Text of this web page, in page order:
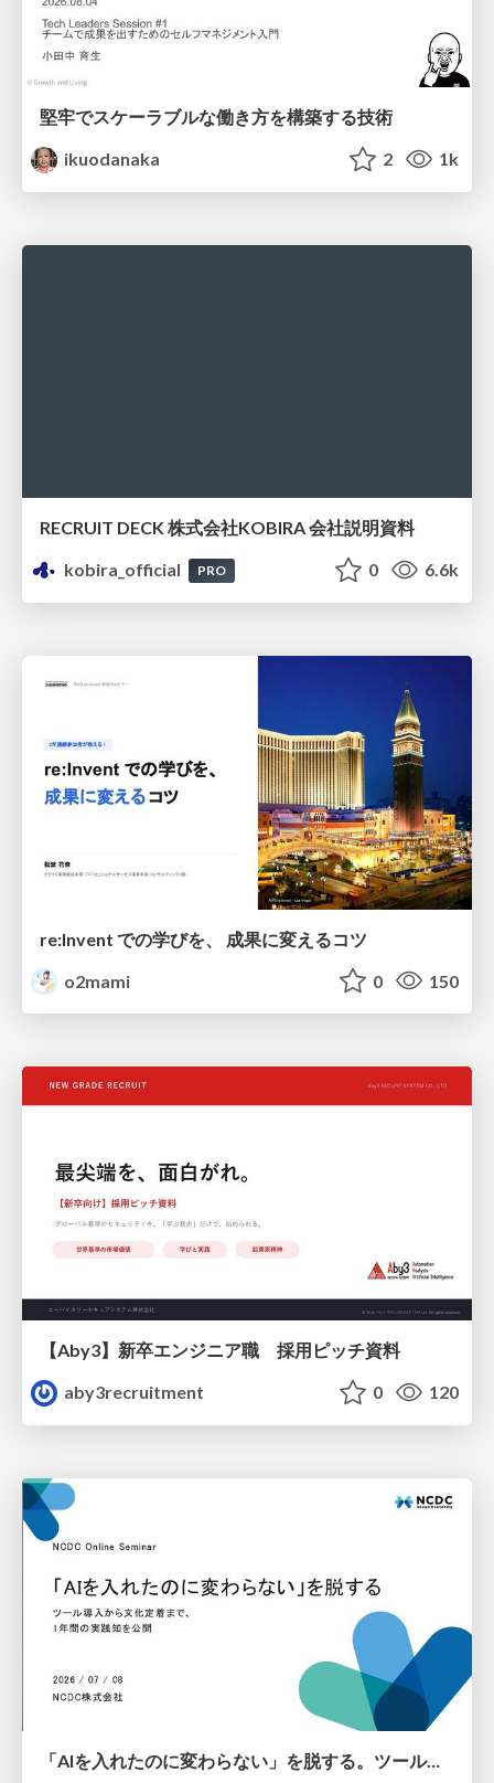
堅牢でスケーラブルな働き方を構築する技術
ikuodanaka
2 1k
RECRUIT DECK 株式会社KOBIRA 会社説明資料
kobira_official
PRO 0 6.6k
re:Invent での学びを、 成果に変えるコツ
o2mami
0 150
【Aby3】新卒エンジニア職 採用ピッチ資料
aby3recruitment
0 120
「AIを入れたのに変わらない」を脱する。ツール導入から文化定着まで、1年間の実践知を公開